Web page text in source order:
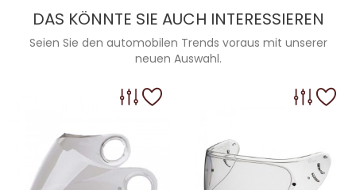
DAS KÖNNTE SIE AUCH INTERESSIEREN
Seien Sie den automobilen Trends voraus mit unserer
neuen Auswahl.